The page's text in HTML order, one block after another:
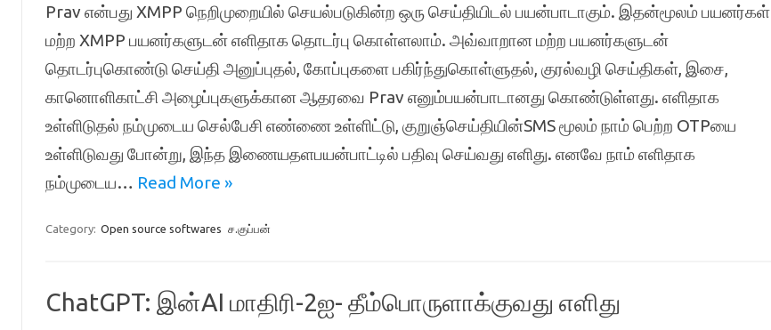
Prav என்பது XMPP நெறிமுறையில் செயல்படுகின்ற ஒரு செய்தியிடல் பயன்பாடாகும். இதன்மூலம் பயனர்கள்
மற்ற XMPP பயனர்களுடன் எளிதாக தொடர்பு கொள்ளலாம். அவ்வாறான மற்ற பயனர்களுடன்
தொடர்புகொண்டு செய்தி அனுப்புதல், கோப்புகளை பகிர்ந்துகொள்ளுதல், குரல்வழி செய்திகள், இசை,
கானொளிகாட்சி அழைப்புகளுக்கான ஆதரவை Prav எனும்பயன்பாடானது கொண்டுள்ளது. எளிதாக
உள்ளிடுதல் நம்முடைய செல்பேசி எண்ணை உள்ளிட்டு, குறுஞ்செய்தியின்SMS மூலம் நாம் பெற்ற OTPயை
உள்ளிடுவது போன்று, இந்த இணையதளபயன்பாட்டில் பதிவு செய்வது எளிது. எனவே நாம் எளிதாக
நம்முடைய… Read More »
Category: Open source softwares ச.குப்பன்
ChatGPT: இன்AI மாதிரி-2ஐ- தீம்பொருளாக்குவது எளிது